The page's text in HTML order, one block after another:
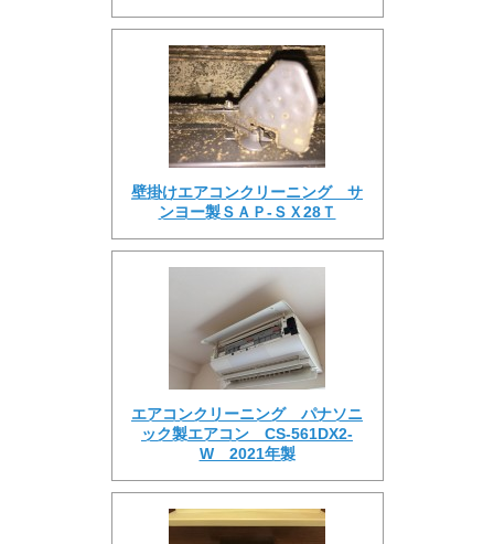
壁掛けエアコンクリーニング サ
ンヨー製ＳＡＰ-ＳＸ28Ｔ
エアコンクリーニング パナソニ
ック製エアコン CS-561DX2-
W 2021年製